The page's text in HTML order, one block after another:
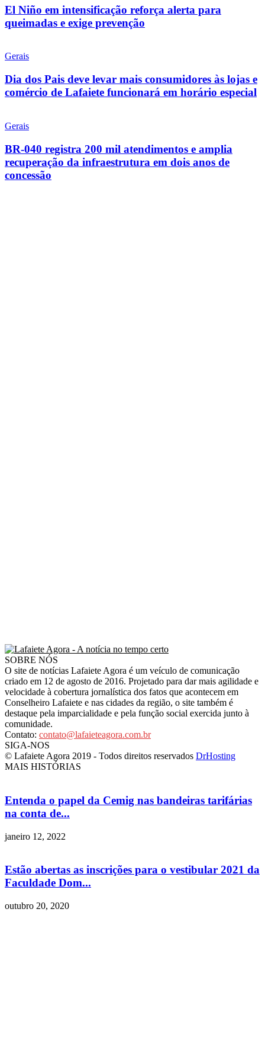
El Niño em intensificação reforça alerta para
queimadas e exige prevenção
Gerais
Dia dos Pais deve levar mais consumidores às lojas e
comércio de Lafaiete funcionará em horário especial
Gerais
BR-040 registra 200 mil atendimentos e amplia
recuperação da infraestrutura em dois anos de
concessão
SOBRE NÓS
O site de notícias Lafaiete Agora é um veículo de comunicação
criado em 12 de agosto de 2016. Projetado para dar mais agilidade e
velocidade à cobertura jornalística dos fatos que acontecem em
Conselheiro Lafaiete e nas cidades da região, o site também é
destaque pela imparcialidade e pela função social exercida junto à
comunidade.
Contato: contato@lafaieteagora.com.br
SIGA-NOS
© Lafaiete Agora 2019 - Todos direitos reservados DrHosting
MAIS HISTÓRIAS
Entenda o papel da Cemig nas bandeiras tarifárias
na conta de...
janeiro 12, 2022
Estão abertas as inscrições para o vestibular 2021 da
Faculdade Dom...
outubro 20, 2020